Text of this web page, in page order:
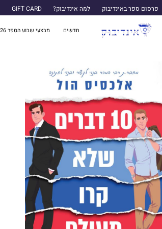
פרסום ספר באינדיבוק למה אינדיבוק? GIFT CARD
חדשים מבצעי שבוע הספר 2026